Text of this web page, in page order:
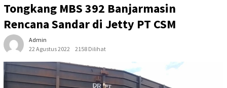
Tongkang MBS 392 Banjarmasin
Rencana Sandar di Jetty PT CSM
Admin
22 Agustus 2022
2158 Dilihat